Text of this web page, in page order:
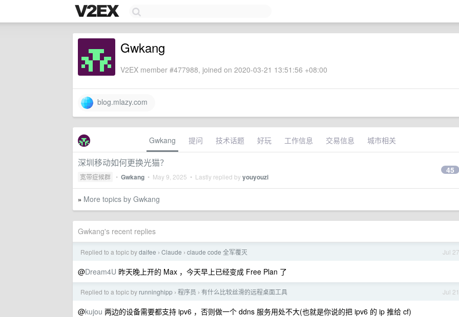
Gwkang
V2EX member #477988, joined on 2020-03-21 13:51:56 +08:00
blog.mlazy.com
Gwkang 提问 技术话题 好玩 工作信息 交易信息 城市相关
深圳移动如何更换光猫？
宽带症候群 • Gwkang • May 9, 2025 • Lastly replied byyouyouzi
45
» More topics by Gwkang
Gwkang's recent replies
Jul 27
Replied to a topic bydaifee › Claude › claude code 全军覆灭
@Dream4U 昨天晚上开的 Max ，今天早上已经变成 Free Plan 了
Jul 21
Replied to a topic by runninghipp › 程序员 › 有什么比较丝滑的远程桌面工具
@kujou 两边的设备需要都支持 ipv6 ，否则做一个 ddns 服务用处不大(也就是你说的把 ipv6 的 ip 推给 cf)